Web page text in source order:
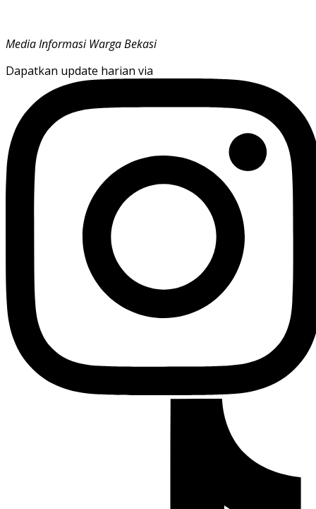
Media Informasi Warga Bekasi
Dapatkan update harian via